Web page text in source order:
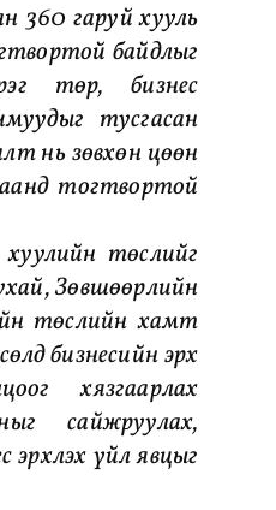
360 гаруй хууль
байдлыг
төр, бизнес
тусгасан
нь зөвхөн цөөн
тогтвортой
төслийг
Зөвшөөрлийн
төслийн хамт
бизнесийн эрх
хязгаарлах
сайжруулах,
үйл явцыг